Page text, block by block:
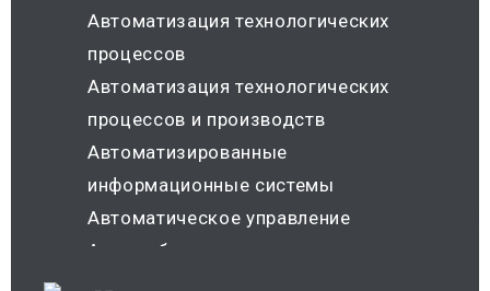
Автоматизация технологических
процессов
Автоматизация технологических
процессов и производств
Автоматизированные
информационные системы
Автоматическое управление
Автомобили и тракторы